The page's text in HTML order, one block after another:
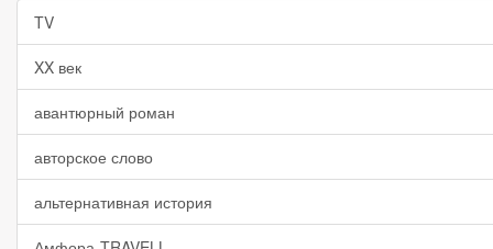
TV
XX век
авантюрный роман
авторское слово
альтернативная история